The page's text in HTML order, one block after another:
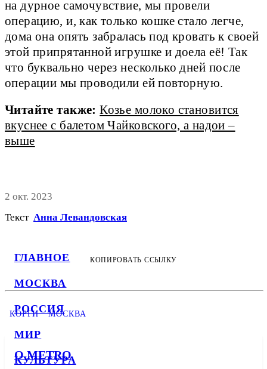
ГЛАВНОЕ
МОСКВА
РОССИЯ
МИР
КУЛЬТУРА
на дурное самочувствие, мы провели
операцию, и, как только кошке стало легче,
дома она опять забралась под кровать к своей
этой припрятанной игрушке и доела её! Так
что буквально через несколько дней после
операции мы проводили ей повторную.
Читайте также: Козье молоко становится
вкуснее с балетом Чайковского, а надои –
выше
2 окт. 2023
Текст Анна Левандовская
КОПИРОВАТЬ ССЫЛКУ
КОРГИ МОСКВА
О METRO